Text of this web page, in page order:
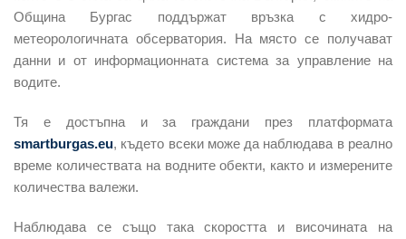
Община Бургас поддържат връзка с хидро-
метеорологичната обсерватория. На място се получават
данни и от информационната система за управление на
водите.
Тя е достъпна и за граждани през платформата
smartburgas.eu, където всеки може да наблюдава в реално
време количествата на водните обекти, както и измерените
количества валежи.
Наблюдава се също така скоростта и височината на